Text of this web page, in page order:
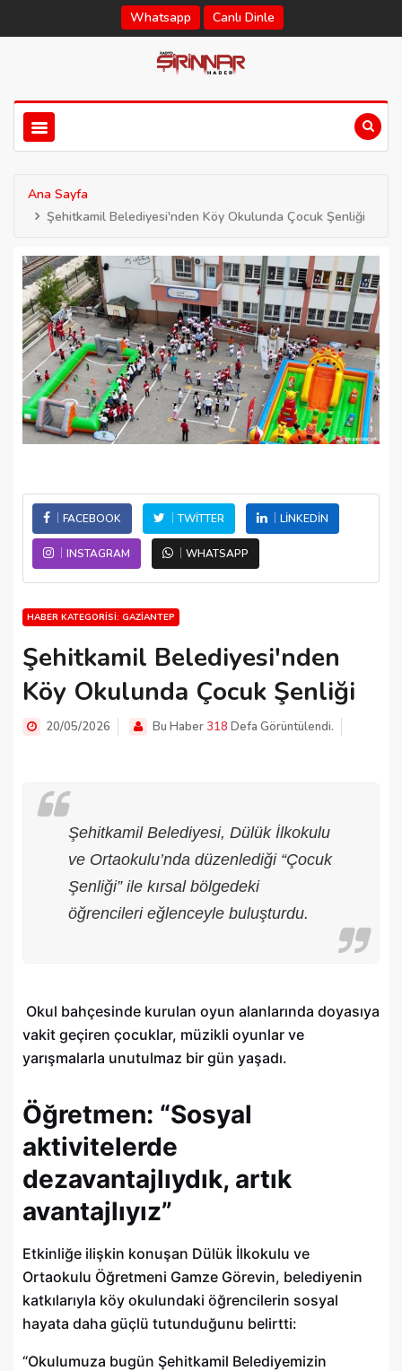
Whatsapp Canlı Dinle
Ana Sayfa
Şehitkamil Belediyesi'nden Köy Okulunda Çocuk Şenliği
FACEBOOK TWITTER LINKEDIN
INSTAGRAM WHATSAPP
HABER KATEGORISI: GAZIANTEP
Şehitkamil Belediyesi'nden
Köy Okulunda Çocuk Şenliği
20/05/2026 Bu Haber318 Defa Görüntülendi.
Şehitkamil Belediyesi, Dülük İlkokulu
ve Ortaokulu’nda düzenlediği “Çocuk
Şenliği” ile kırsal bölgedeki
öğrencileri eğlenceyle buluşturdu.
Okul bahçesinde kurulan oyun alanlarında doyasıya
vakit geçiren çocuklar, müzikli oyunlar ve
yarışmalarla unutulmaz bir gün yaşadı.
Öğretmen: “Sosyal
aktivitelerde
dezavantajlıydık, artık
avantajlıyız”
Etkinliğe ilişkin konuşan Dülük İlkokulu ve
Ortaokulu Öğretmeni Gamze Görevin, belediyenin
katkılarıyla köy okulundaki öğrencilerin sosyal
hayata daha güçlü tutunduğunu belirtti:
“Okulumuza bugün Şehitkamil Belediyemizin